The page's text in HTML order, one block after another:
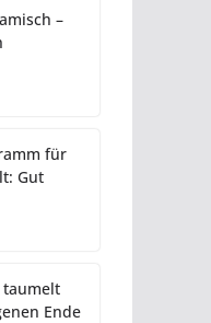
–
für
Gut
taumelt
Ende